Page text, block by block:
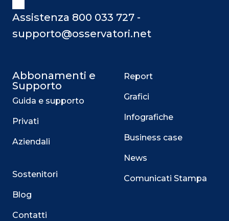
Assistenza 800 033 727 -
supporto@osservatori.net
Abbonamenti e
Supporto
Guida e supporto
Privati
Aziendali
Sostenitori
Blog
Contatti
Report
Grafici
Infografiche
Business case
News
Comunicati Stampa